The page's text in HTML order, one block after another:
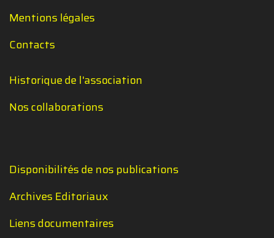
Mentions légales
Contacts
Historique de l'association
Nos collaborations
Disponibilités de nos publications
Archives Editoriaux
Liens documentaires